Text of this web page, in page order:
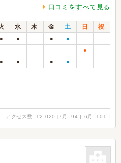
口コミをすべて見る
水 木 金 土 日
祝
● ● ● ●
●
● ● ● ●
アクセス数: 12,020 [7月: 94 | 6月: 101 ]